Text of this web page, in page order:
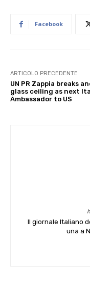
Facebook
ARTICOLO PRECEDENTE
UN PR Zappia breaks
glass ceiling as next
Ambassador to US
Il giornale Italiano
una a